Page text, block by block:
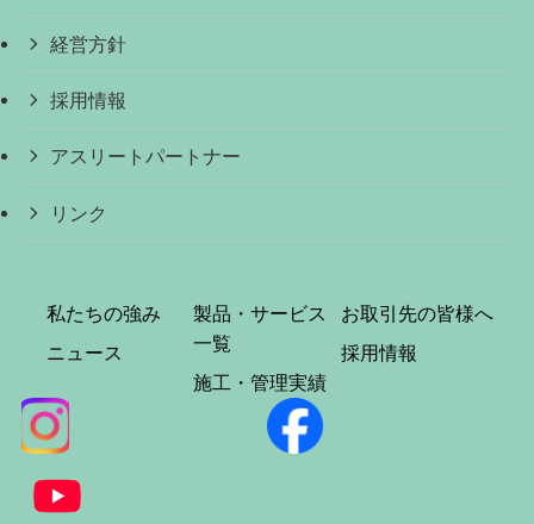
経営方針
採用情報
アスリートパートナー
リンク
私たちの強み
ニュース
製品・サービス
一覧
施工・管理実績
お取引先の皆様へ
採用情報